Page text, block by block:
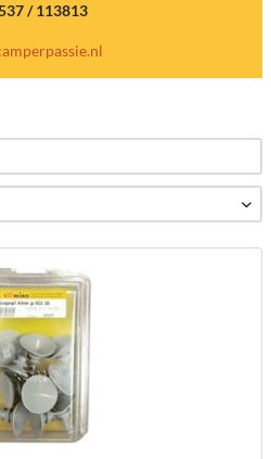
/ 113813